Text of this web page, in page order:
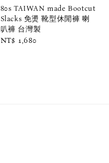
80s TAIWAN made Bootcut
Slacks 免燙 靴型休閒褲 喇
叭褲 台灣製
Regular
NT$ 1,680